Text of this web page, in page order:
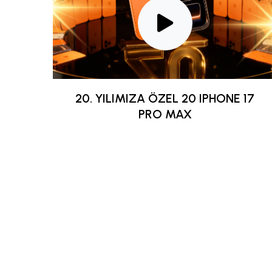
20. YILIMIZA ÖZEL 20 IPHONE 17
PRO MAX